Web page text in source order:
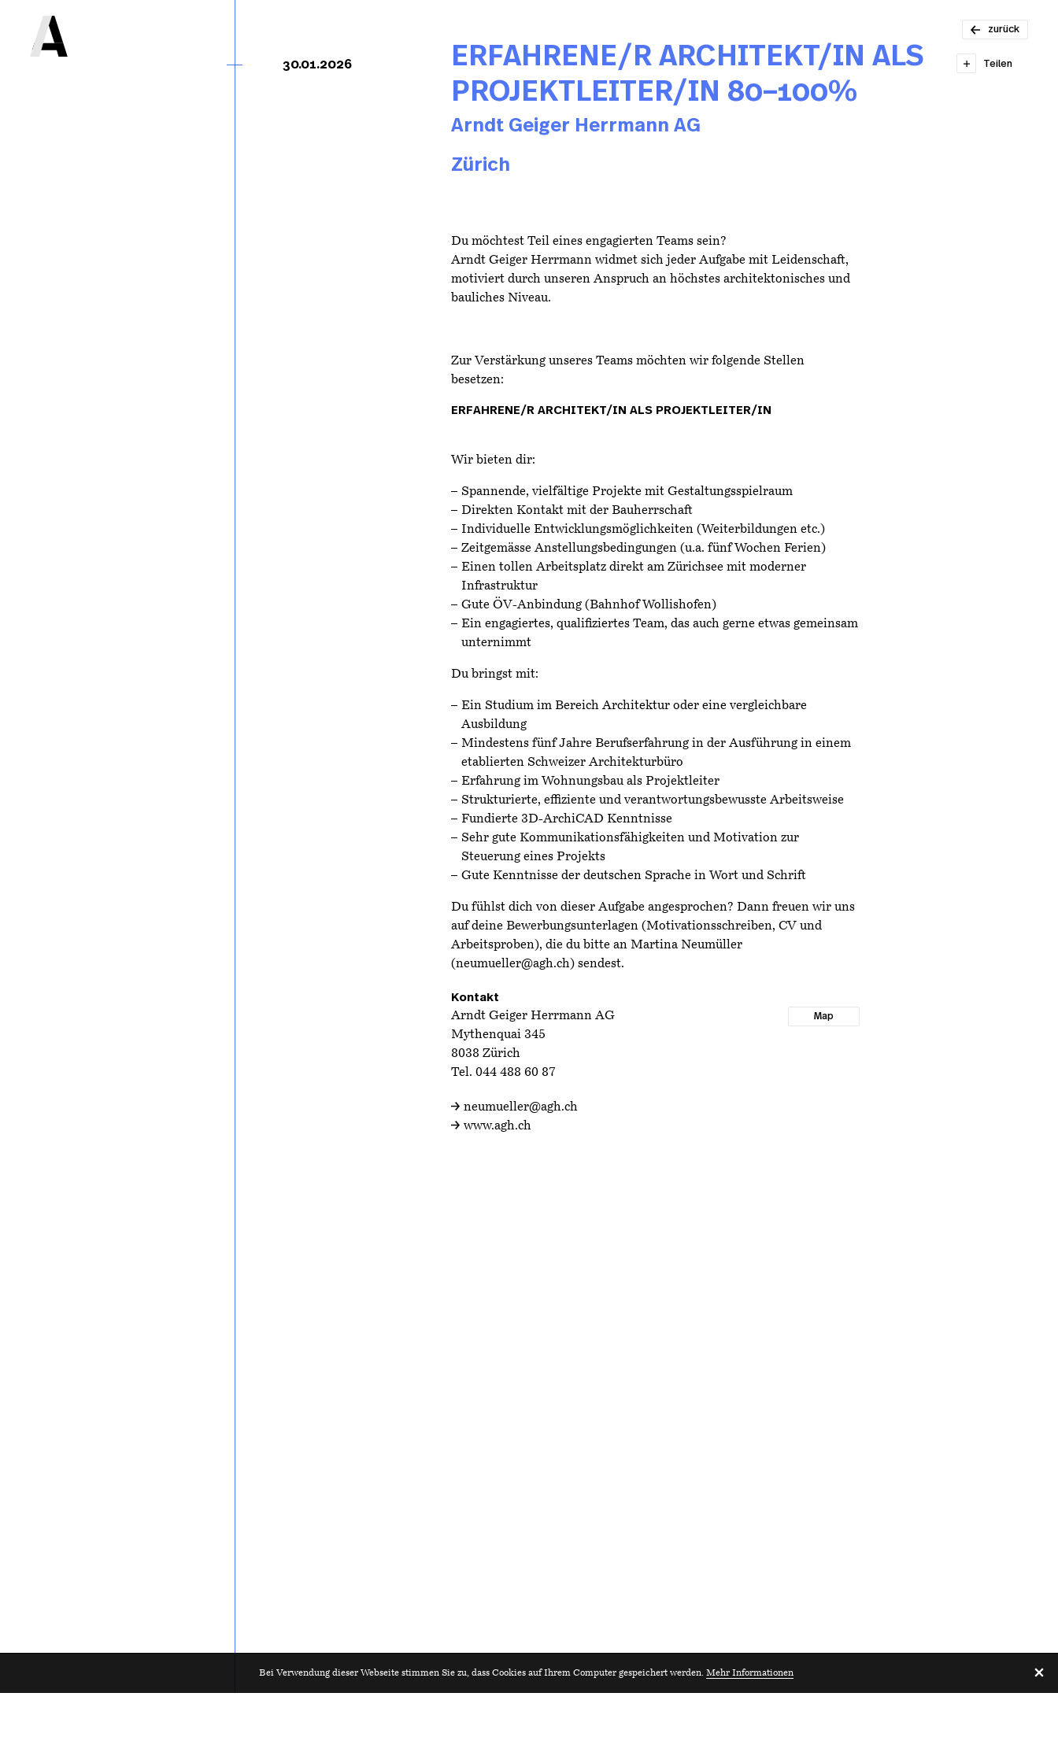
zurück
30.01.2026
ERFAHRENE/R ARCHITEKT/IN ALS
PROJEKTLEITER/IN 80–100%
Arndt Geiger Herrmann AG
Zürich
Du möchtest Teil eines engagierten Teams sein?
Arndt Geiger Herrmann widmet sich jeder Aufgabe mit Leidenschaft,
motiviert durch unseren Anspruch an höchstes architektonisches und
bauliches Niveau.
Zur Verstärkung unseres Teams möchten wir folgende Stellen
besetzen:
ERFAHRENE/R ARCHITEKT/IN ALS PROJEKTLEITER/IN
Wir bieten dir:
Spannende, vielfältige Projekte mit Gestaltungsspielraum
Direkten Kontakt mit der Bauherrschaft
Individuelle Entwicklungsmöglichkeiten (Weiterbildungen etc.)
Zeitgemässe Anstellungsbedingungen (u.a. fünf Wochen Ferien)
Einen tollen Arbeitsplatz direkt am Zürichsee mit moderner
Infrastruktur
Gute ÖV-Anbindung (Bahnhof Wollishofen)
Ein engagiertes, qualifiziertes Team, das auch gerne etwas gemeinsam
unternimmt
Du bringst mit:
Ein Studium im Bereich Architektur oder eine vergleichbare
Ausbildung
Mindestens fünf Jahre Berufserfahrung in der Ausführung in einem
etablierten Schweizer Architekturbüro
Erfahrung im Wohnungsbau als Projektleiter
Strukturierte, effiziente und verantwortungsbewusste Arbeitsweise
Fundierte 3D-ArchiCAD Kenntnisse
Sehr gute Kommunikationsfähigkeiten und Motivation zur
Steuerung eines Projekts
Gute Kenntnisse der deutschen Sprache in Wort und Schrift
Du fühlst dich von dieser Aufgabe angesprochen? Dann freuen wir uns
auf deine Bewerbungsunterlagen (Motivationsschreiben, CV und
Arbeitsproben), die du bitte an Martina Neumüller
(neumueller@agh.ch) sendest.
Kontakt
Arndt Geiger Herrmann AG
Mythenquai 345
8038 Zürich
Tel. 044 488 60 87
Map
neumueller@agh.ch
www.agh.ch
Teilen
Bei Verwendung dieser Webseite stimmen Sie zu, dass Cookies auf Ihrem Computer gespeichert werden. Mehr Informationen